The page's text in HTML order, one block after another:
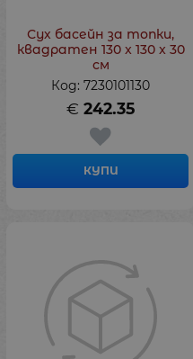
Сух басейн за топки,
квадратен 130 x 130 x 30
см
Код: 7230101130
242.35
€
КУПИ